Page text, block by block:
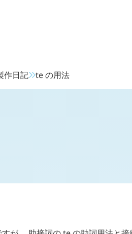
作日記 teの用法